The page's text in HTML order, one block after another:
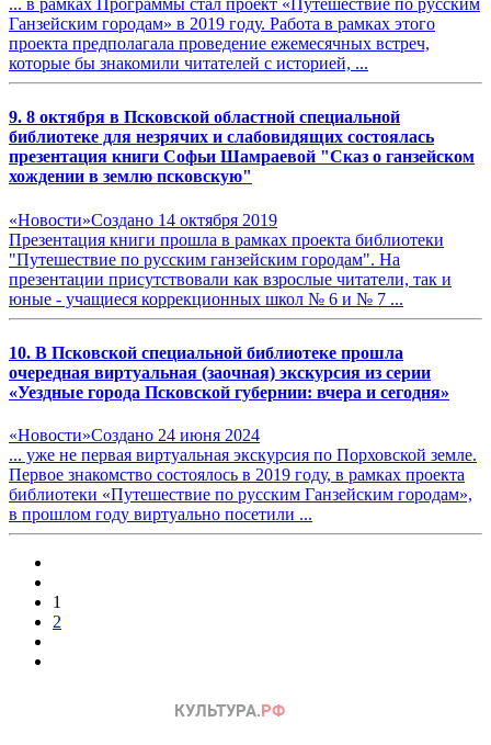
... в рамках Программы стал проект «Путешествие по русским
Ганзейским городам» в 2019 году. Работа в рамках этого
проекта предполагала проведение ежемесячных встреч,
которые бы знакомили читателей с историей, ...
9. 8 октября в Псковской областной специальной
библиотеке для незрячих и слабовидящих состоялась
презентация книги Софьи Шамраевой "Сказ о ганзейском
хождении в землю псковскую"
«Новости»Создано 14 октября 2019
Презентация книги прошла в рамках проекта библиотеки
"Путешествие по русским ганзейским городам". На
презентации присутствовали как взрослые читатели, так и
юные - учащиеся коррекционных школ № 6 и № 7 ...
10. В Псковской специальной библиотеке прошла
очередная виртуальная (заочная) экскурсия из серии
«Уездные города Псковской губернии: вчера и сегодня»
«Новости»Создано 24 июня 2024
... уже не первая виртуальная экскурсия по Порховской земле.
Первое знакомство состоялось в 2019 году, в рамках проекта
библиотеки «Путешествие по русским Ганзейским городам»,
в прошлом году виртуально посетили ...
1
2